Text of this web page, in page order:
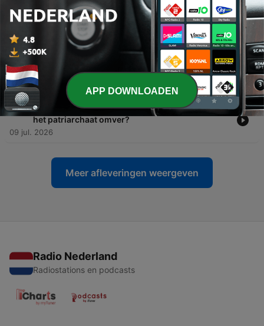
200 - 30 jaar ‘Pony’: wat zijn de ingrediënten voor een
echt sexy nummer?
24 jul. 2026
- Wat maakt zomerblockbuster The Odyssey zo
goed (en controversieel)?
16 jul. 2026
198 - Van orgasmekloof tot zorgkloof: hoe kieperen we
het patriarchaat omver?
09 jul. 2026
Meer afleveringen weergeven
Radio Nederland
Radiostations en podcasts
APP DOWNLOADEN